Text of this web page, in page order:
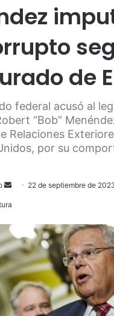
de
federal acusó al
“Bob”
Relaciones
por su
Send 22 de septiembre de